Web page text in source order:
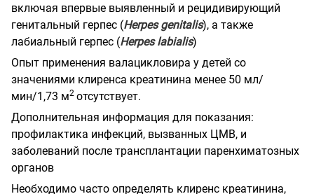
включая впервые выявленный и рецидивирующий
генитальный герпес (Herpes genitalis), а также
лабиальный герпес (Herpes labialis)
Опыт применения валацикловира у детей со
значениями клиренса креатинина менее 50 мл/
мин/1,73 м2 отсутствует.
Дополнительная информация для показания:
профилактика инфекций, вызванных ЦМВ, и
заболеваний после трансплантации паренхиматозных
органов
Необходимо часто определять клиренс креатинина,